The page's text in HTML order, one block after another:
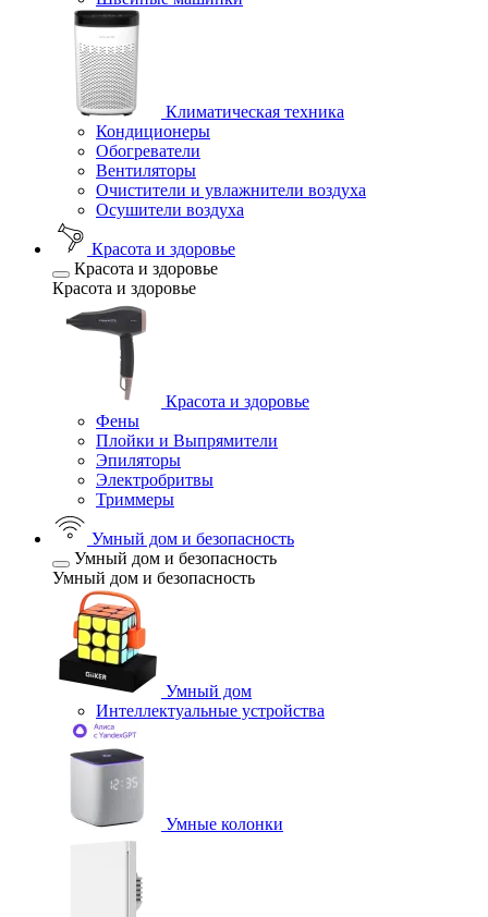
Климатическая техника
Кондиционеры
Обогреватели
Вентиляторы
Очистители и увлажнители воздуха
Осушители воздуха
Красота и здоровье
Красота и здоровье
Красота и здоровье
Красота и здоровье
Фены
Плойки и Выпрямители
Эпиляторы
Электробритвы
Триммеры
Умный дом и безопасность
Умный дом и безопасность
Умный дом и безопасность
Умный дом
Интеллектуальные устройства
Умные колонки